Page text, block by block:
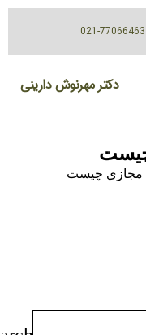
021-
دکتر مهرنوش دارینی
چیست